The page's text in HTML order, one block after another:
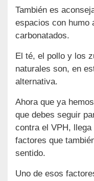
También es
espacios con humo
carbonatados.
El té, el pollo y los
naturales son, en
alternativa.
Ahora que ya
que debes seguir
contra el VPH,
factores que
sentido.
Uno de esos